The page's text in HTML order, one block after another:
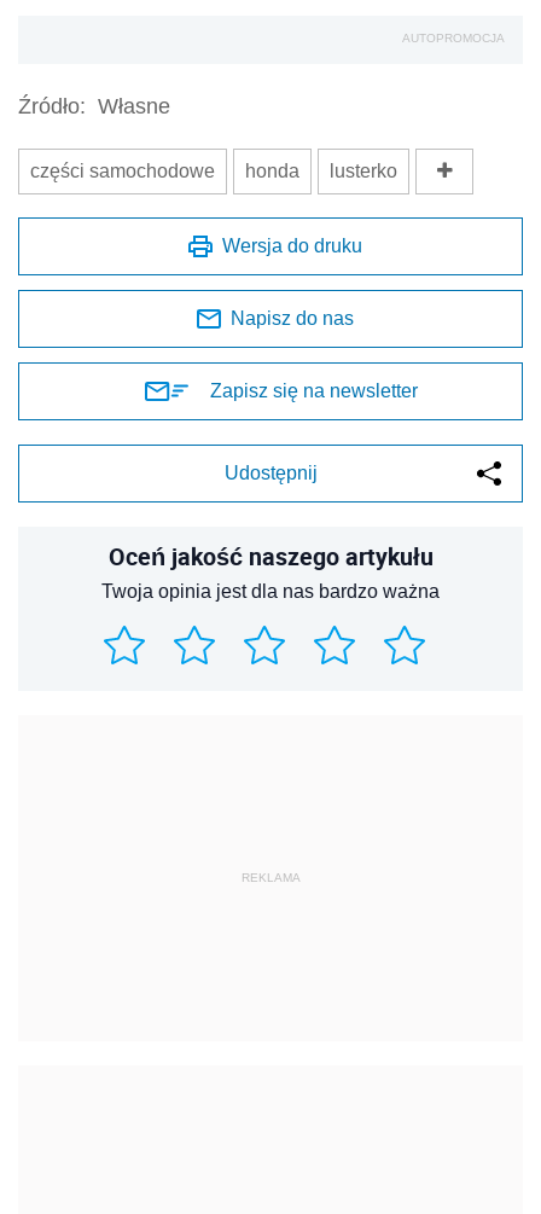
AUTOPROMOCJA
Źródło: Własne
części samochodowe honda lusterko
Wersja do druku
Napisz do nas
Zapisz się na newsletter
Udostępnij
Oceń jakość naszego artykułu
Twoja opinia jest dla nas bardzo ważna
REKLAMA